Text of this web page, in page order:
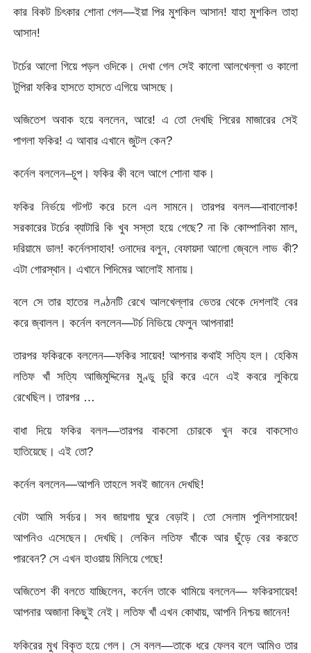
কার বিকট চিৎকার শোনা গেল—ইয়া পির মুশকিল আসান! যাহা মুশকিল তাহা
আসান!
টর্চের আলো গিয়ে পড়ল ওদিকে। দেখা গেল সেই কালো আলখেল্লা ও কালো
টুপিরা ফকির হাসতে হাসতে এগিয়ে আসছে।
অজিতেশ অবাক হয়ে বললেন, আরে! এ তো দেখছি পিরের মাজারের সেই
পাগলা ফকির! এ আবার এখানে জুটল কেন?
কর্নেল বললেন–চুপ। ফকির কী বলে আগে শোনা যাক।
ফকির নির্ভয়ে গটগট করে চলে এল সামনে। তারপর বলল—বাবালোক!
সরকারের টর্চের ব্যাটারি কি খুব সস্তা হয়ে গেছে? না কি কোম্পানিকা মাল,
দরিয়ামে ডাল! কর্নেলসাহাব! ওনাদের বলুন, বেফায়দা আলো জ্বেলে লাভ কী?
এটা গোরস্থান। এখানে পিদিমের আলোই মানায়।
বলে সে তার হাতের লণ্ঠনটি রেখে আলখেল্লার ভেতর থেকে দেশলাই বের
করে জ্বালল। কর্নেল বললেন—টর্চ নিভিয়ে ফেলুন আপনারা!
তারপর ফকিরকে বললেন—ফকির সায়েব! আপনার কথাই সত্যি হল। হেকিম
লতিফ খাঁ সত্যি আজিমুদ্দিনের মুণ্ডু চুরি করে এনে এই কবরে লুকিয়ে
রেখেছিল। তারপর …
বাধা দিয়ে ফকির বলল—তারপর বাকসো চোরকে খুন করে বাকসোও
হাতিয়েছে। এই তো?
কর্নেল বললেন—আপনি তাহলে সবই জানেন দেখছি!
বেটা আমি সর্বচর। সব জায়গায় ঘুরে বেড়াই। তো সেলাম পুলিশসায়েব!
আপনিও এসেছেন। দেখছি। লেকিন লতিফ খাঁকে আর ছুঁড়ে বের করতে
পারবেন? সে এখন হাওয়ায় মিলিয়ে গেছে!
অজিতেশ কী বলতে যাচ্ছিলেন, কর্নেল তাকে থামিয়ে বললেন— ফকিরসায়েব!
আপনার অজানা কিছুই নেই। লতিফ খাঁ এখন কোথায়, আপনি নিশ্চয় জানেন!
ফকিরের মুখ বিকৃত হয়ে গেল। সে বলল—তাকে ধরে ফেলব বলে আমিও তার